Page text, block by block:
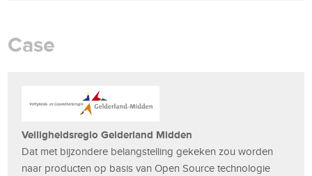
Case
Veiligheidsregio Gelderland Midden
Dat met bijzondere belangstelling gekeken zou worden
naar producten op basis van Open Source technologie